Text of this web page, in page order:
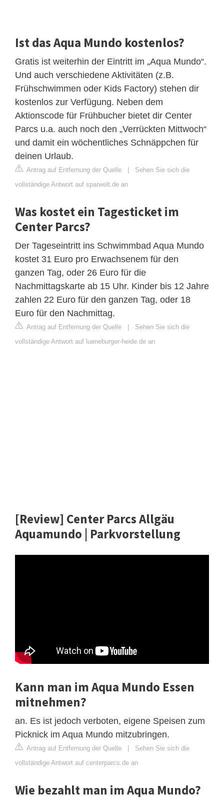
Ist das Aqua Mundo kostenlos?
Gratis ist weiterhin der Eintritt im „Aqua Mundo“.
Und auch verschiedene Aktivitäten (z.B.
Frühschwimmen oder Kids Factory) stehen dir
kostenlos zur Verfügung. Neben dem
Aktionscode für Frühbucher bietet dir Center
Parcs u.a. auch noch den „Verrückten Mittwoch“
und damit ein wöchentliches Schnäppchen für
deinen Urlaub.
Antrag auf Entfernung der Quelle
Sehen Sie sich die
vollständige Antwort auf sparwelt.de an
Was kostet ein Tagesticket im
Center Parcs?
Der Tageseintritt ins Schwimmbad Aqua Mundo
kostet 31 Euro pro Erwachsenem für den
ganzen Tag, oder 26 Euro für die
Nachmittagskarte ab 15 Uhr. Kinder bis 12 Jahre
zahlen 22 Euro für den ganzen Tag, oder 18
Euro für den Nachmittag.
Antrag auf Entfernung der Quelle
Sehen Sie sich die
vollständige Antwort auf lueneburger-heide.de an
[Review] Center Parcs Allgäu
Aquamundo | Parkvorstellung
Kann man im Aqua Mundo Essen
mitnehmen?
an. Es ist jedoch verboten, eigene Speisen zum
Picknick im Aqua Mundo mitzubringen.
Antrag auf Entfernung der Quelle | Sehen Sie sich die
vollständige Antwort auf centerparcs.de an
Wie bezahlt man im Aqua Mundo?